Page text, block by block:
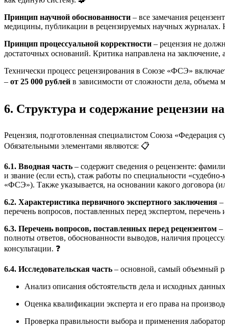
Принцип научной обоснованности – все замечания
медицины, публикации в рецензируемых научных журналах.
Принцип процессуальной корректности – рецензия не
достаточных оснований. Критика направлена на
Технически процесс рецензирования в Союзе «ФСЭ»
– от 25 000 рублей в зависимости от сложности дела,
6. Структура и содержание рецензии
Рецензия, подготовленная специалистом Союза «Федерация
Обязательными элементами являются: 📋
6.1. Вводная часть – содержит сведения о рецензенте:
и звание (если есть), стаж работы по специальности
«ФСЭ»). Также указывается, на основании какого договора
6.2. Характеристика первичного экспертного заключения –
перечень вопросов, поставленных перед экспертом,
6.3. Перечень вопросов, поставленных перед рецензентом –
полноты ответов, обоснованности выводов, наличия
консультации. ❓
6.4. Исследовательская часть – основной, самый объемный
Анализ описания обстоятельств дела и исходных
Оценка квалификации эксперта и его права на
Проверка правильности выбора и применения